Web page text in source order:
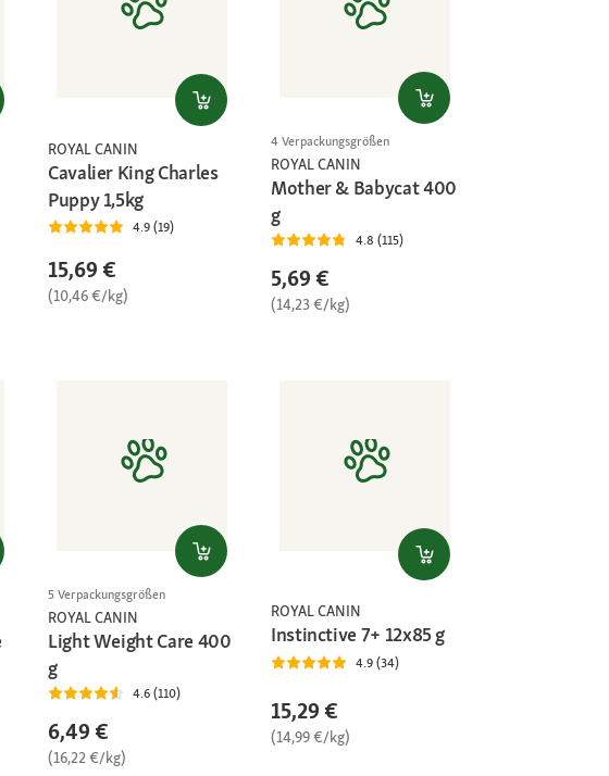
ROYAL CANIN
Cavalier King Charles
Puppy 1,5kg
4.9 (19)
15,69 €
(10,46 €/kg)
4 Verpackungsgrößen
ROYAL CANIN
Mother & Babycat 400
g
4.8 (115)
5,69 €
(14,23 €/kg)
5 Verpackungsgrößen
ROYAL CANIN
Light Weight Care 400
g
4.6 (110)
6,49 €
(16,22 €/kg)
ROYAL CANIN
Instinctive 7+ 12x85 g
4.9 (34)
15,29 €
(14,99 €/kg)